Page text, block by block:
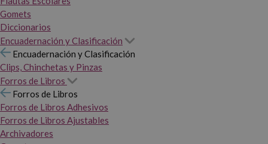
Gomets
Diccionarios
Encuadernación y Clasificación
Encuadernación y Clasificación
Clips, Chinchetas y Pinzas
Forros de Libros
Forros de Libros
Forros de Libros Adhesivos
Forros de Libros Ajustables
Archivadores